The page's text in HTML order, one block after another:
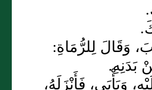
وَقَالَ لِلرُّمَاةِ:
بَدَنِهِ.
وَيَأْبَى، فَأَنْزَلَهُ،